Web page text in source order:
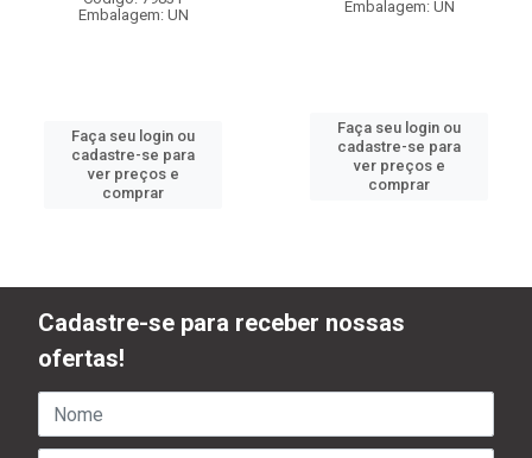
Embalagem: UN
Faça seu login ou
cadastre-se para
ver preços e
comprar
Embalagem: UN
Faça seu login ou
cadastre-se para
ver preços e
comprar
Cadastre-se para receber nossas
ofertas!